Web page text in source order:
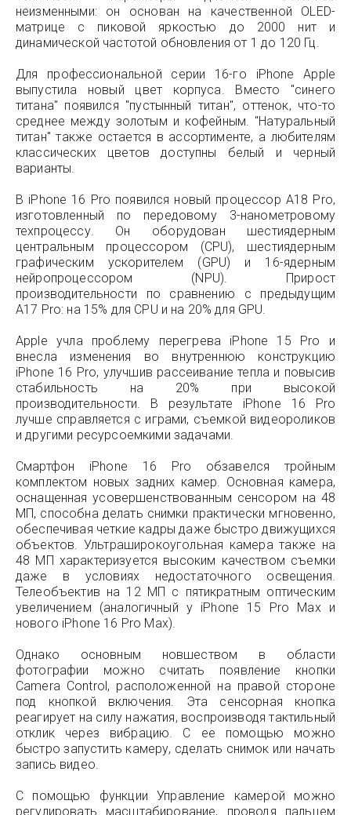
неизменными: он основан на качественной OLED-
матрице с пиковой яркостью до 2000 нит и
динамической частотой обновления от 1 до 120 Гц.
Для профессиональной серии 16-го iPhone Apple
выпустила новый цвет корпуса. Вместо "синего
титана" появился "пустынный титан", оттенок, что-то
среднее между золотым и кофейным. "Натуральный
титан" также остается в ассортименте, а любителям
классических цветов доступны белый и черный
варианты.
В iPhone 16 Pro появился новый процессор A18 Pro,
изготовленный по передовому 3-нанометровому
техпроцессу. Он оборудован шестиядерным
центральным процессором (CPU), шестиядерным
графическим ускорителем (GPU) и 16-ядерным
нейропроцессором (NPU). Прирост
производительности по сравнению с предыдущим
A17 Pro: на 15% для CPU и на 20% для GPU.
Apple учла проблему перегрева iPhone 15 Pro и
внесла изменения во внутреннюю конструкцию
iPhone 16 Pro, улучшив рассеивание тепла и повысив
стабильность на 20% при высокой
производительности. В результате iPhone 16 Pro
лучше справляется с играми, съемкой видеороликов
и другими ресурсоемкими задачами.
Смартфон iPhone 16 Pro обзавелся тройным
комплектом новых задних камер. Основная камера,
оснащенная усовершенствованным сенсором на 48
МП, способна делать снимки практически мгновенно,
обеспечивая четкие кадры даже быстро движущихся
объектов. Ультраширокоугольная камера также на
48 МП характеризуется высоким качеством съемки
даже в условиях недостаточного освещения.
Телеобъектив на 12 МП с пятикратным оптическим
увеличением (аналогичный у iPhone 15 Pro Max и
нового iPhone 16 Pro Max).
Однако основным новшеством в области
фотографии можно считать появление кнопки
Camera Control, расположенной на правой стороне
под кнопкой включения. Эта сенсорная кнопка
реагирует на силу нажатия, воспроизводя тактильный
отклик через вибрацию. С ее помощью можно
быстро запустить камеру, сделать снимок или начать
запись видео.
С помощью функции Управление камерой можно
регулировать масштабирование, проводя пальцем